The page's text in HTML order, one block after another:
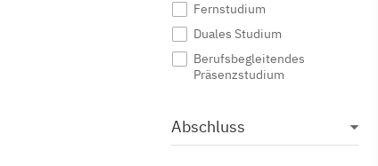
Fernstudium
Duales Studium
Berufsbegleitendes
Präsenzstudium
Abschluss